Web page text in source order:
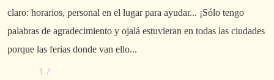
claro: horarios, personal en el lugar para ayudar... ¡Sólo tengo
palabras de agradecimiento y ojalá estuvieran en todas las ciudades
porque las ferias donde van ello...
1 /